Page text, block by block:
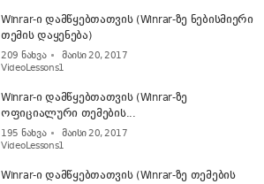
Winrar-ი დამწყებთათვის (Winrar-ზე ნებისმიერი
თემის დაყენება)
209 ნახვა
მაისი 20, 2017
VideoLessons1
Winrar-ი დამწყებთათვის (Winrar-ზე
ოფიციალური თემების...
195 ნახვა
მაისი 20, 2017
VideoLessons1
Winrar-ი დამწყებთათვის (Winrar-ზე თემების